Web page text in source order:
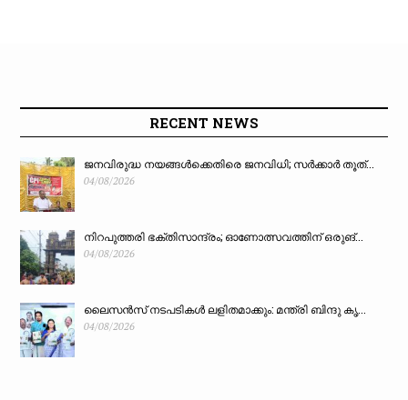
RECENT NEWS
ജനവിരുദ്ധ നയങ്ങൾക്കെതിരെ ജനവിധി; സർക്കാർ തൂത്...
04/08/2026
നിറപുത്തരി ഭക്തിസാന്ദ്രം; ഓണോത്സവത്തിന് ഒരുങ്...
04/08/2026
ലൈസൻസ് നടപടികൾ ലളിതമാക്കും: മന്ത്രി ബിന്ദു കൃ...
04/08/2026